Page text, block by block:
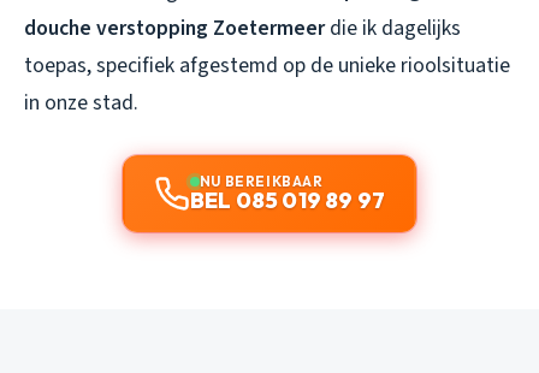
douche verstopping Zoetermeerdie ik dagelijks
toepas, specifiek afgestemd op de unieke rioolsituatie
in onze stad.
NU BEREIKBAAR
BEL 085 019 89 97